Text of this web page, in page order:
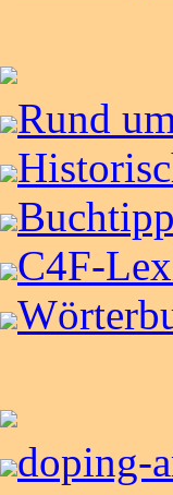
Rund
C4F-
doping-